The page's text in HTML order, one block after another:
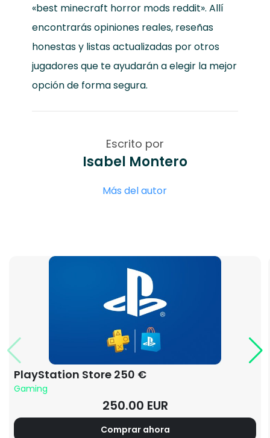
«best minecraft horror mods reddit». Allí
encontrarás opiniones reales, reseñas
honestas y listas actualizadas por otros
jugadores que te ayudarán a elegir la mejor
opción de forma segura.
Escrito por
Isabel Montero
Más del autor
PlayStation Store 250 €
Gaming
250.00 EUR
Comprar ahora